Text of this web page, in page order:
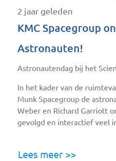
2 jaar geleden
KMC Spacegroup
Astronauten!
Astronautendag bij het
In het kader van de
Munk Spacegroup de
Weber en Richard Garriott
gevolgd en interactief veel
Lees meer >>